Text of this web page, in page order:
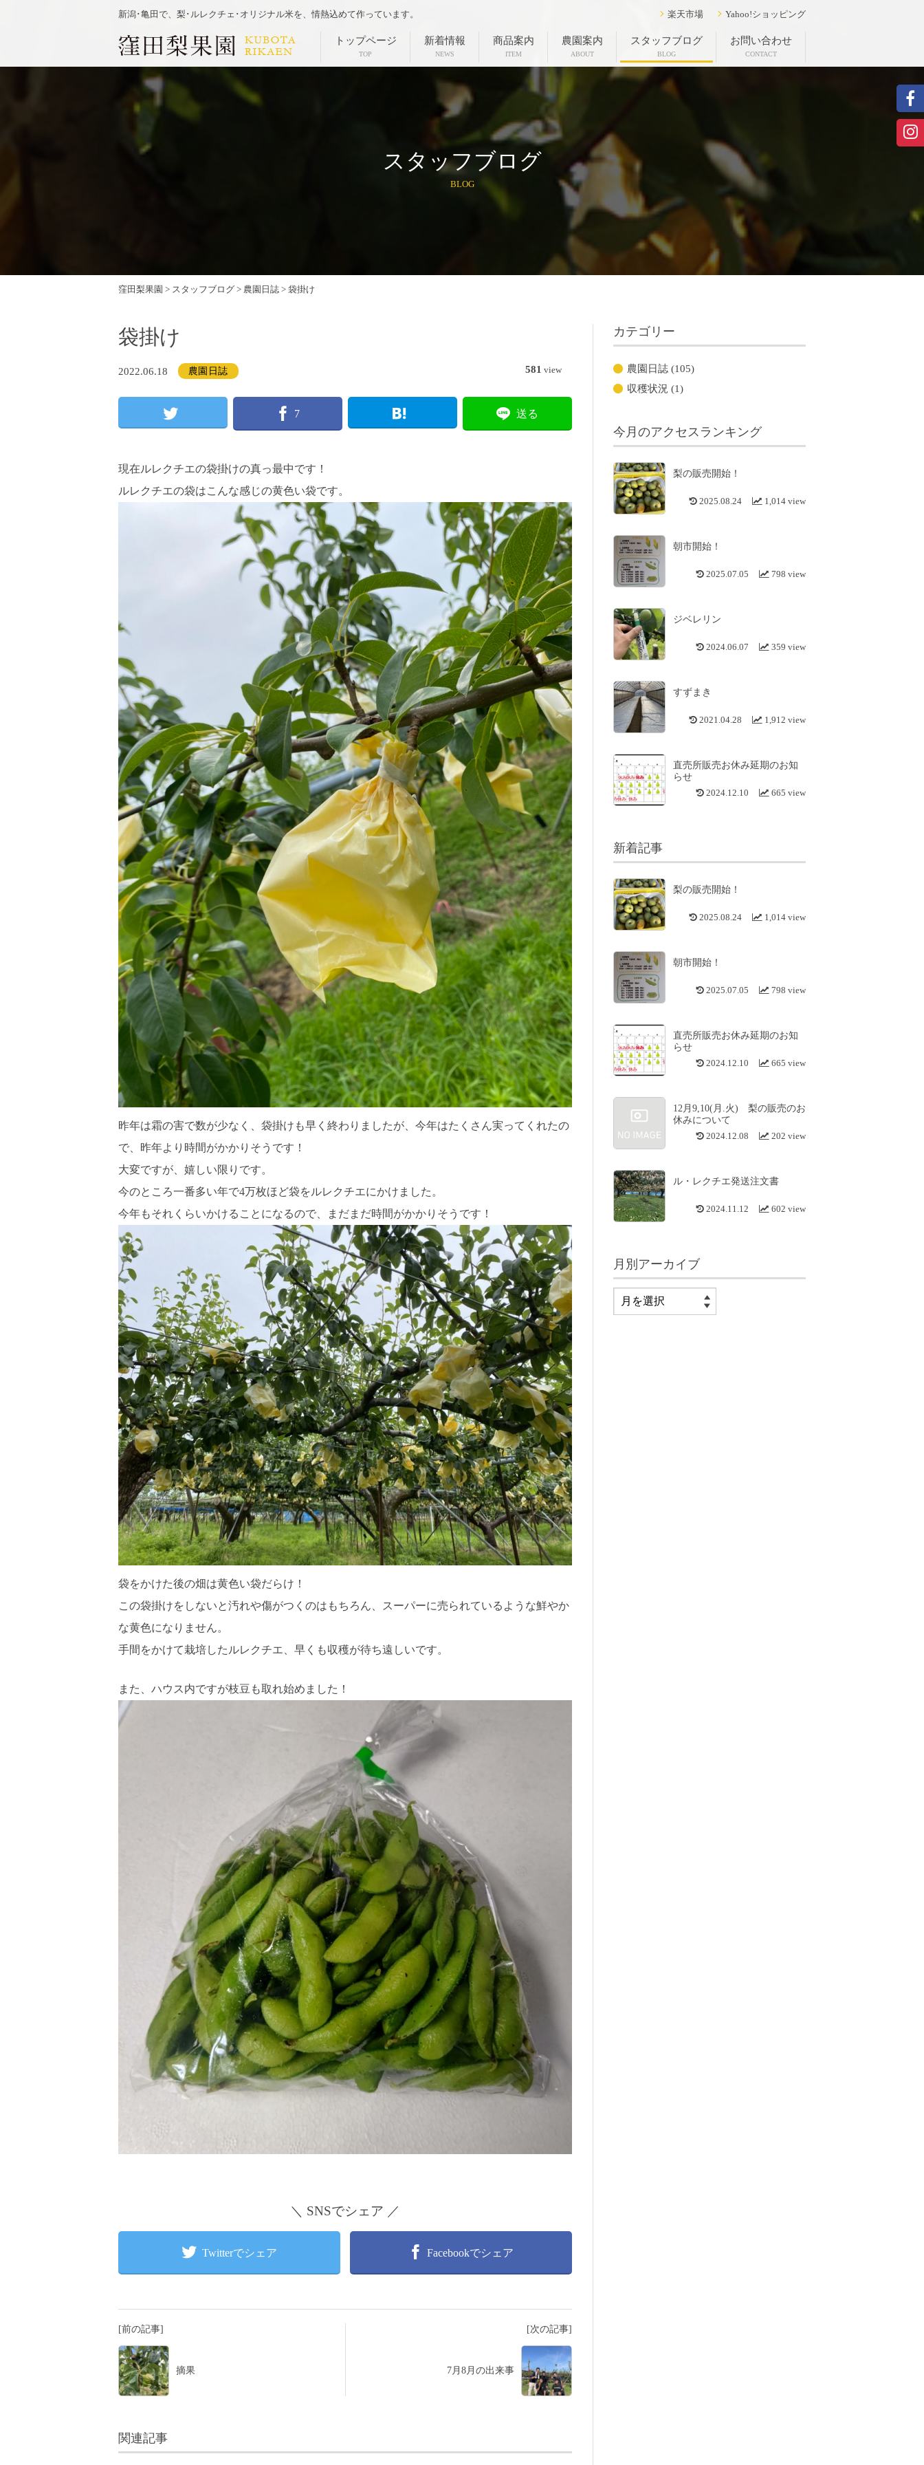
新潟･亀田で、梨･ルレクチェ･オリジナル米を、情熱込めて作っています。 楽天市場 Yahoo!ショッピング
トップページ
TOP
新着情報
NEWS
商品案内
ITEM
農園案内
ABOUT
スタッフブログ
BLOG
お問い合わせ
CONTACT
スタッフブログ
BLOG
窪田梨果園 > スタッフブログ > 農園日誌 > 袋掛け
袋掛け
2022.06.18 農園日誌 581 view
7 送る
現在ルレクチエの袋掛けの真っ最中です！
ルレクチエの袋はこんな感じの黄色い袋です。
昨年は霜の害で数が少なく、袋掛けも早く終わりましたが、今年はたくさん実ってくれたの
で、昨年より時間がかかりそうです！
大変ですが、嬉しい限りです。
今のところ一番多い年で4万枚ほど袋をルレクチエにかけました。
今年もそれくらいかけることになるので、まだまだ時間がかかりそうです！
袋をかけた後の畑は黄色い袋だらけ！
この袋掛けをしないと汚れや傷がつくのはもちろん、スーパーに売られているような鮮やか
な黄色になりません。
手間をかけて栽培したルレクチエ、早くも収穫が待ち遠しいです。
また、ハウス内ですが枝豆も取れ始めました！
＼ SNSでシェア ／
Twitterでシェア Facebookでシェア
[前の記事]
摘果
[次の記事]
7月8月の出来事
関連記事
カテゴリー
農園日誌 (105)
収穫状況 (1)
今月のアクセスランキング
梨の販売開始！
1,014 view
2025.08.24
朝市開始！
798 view
2025.07.05
ジベレリン
359 view
2024.06.07
すずまき
1,912 view
2021.04.28
直売所販売お休み延期のお知
らせ
665 view
2024.12.10
新着記事
梨の販売開始！
1,014 view
2025.08.24
朝市開始！
798 view
2025.07.05
直売所販売お休み延期のお知
らせ
665 view
2024.12.10
12月9,10(月.火) 梨の販売のお
休みについて
202 view
2024.12.08
ル・レクチエ発送注文書
602 view
2024.11.12
月別アーカイブ